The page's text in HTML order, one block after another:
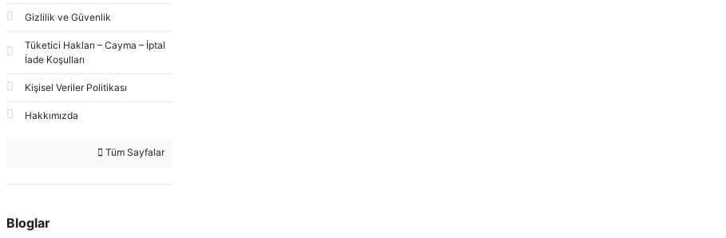
Gizlilik ve Güvenlik
Tüketici Hakları – Cayma – İptal
İade Koşulları
Kişisel Veriler Politikası
Hakkımızda
Tüm Sayfalar
Bloglar